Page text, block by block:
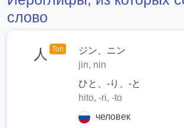
слово
人 Топ
ジン、ニン
jin, nin
ひと、-り、-と
hito, -ri, -to
человек